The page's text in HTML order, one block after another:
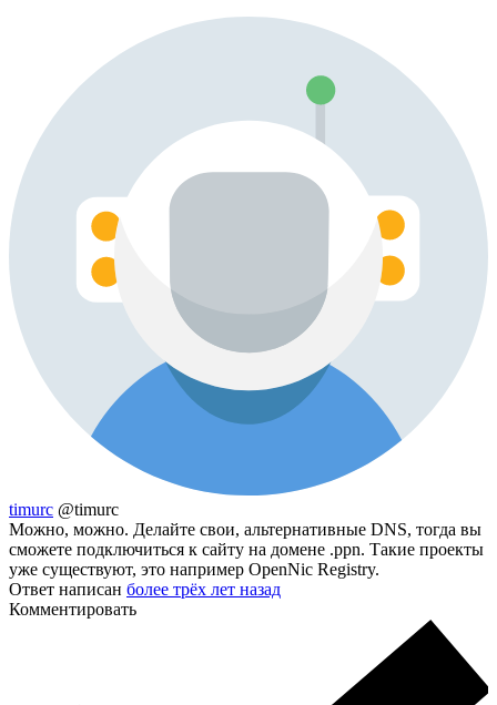
timurc @timurc
Можно, можно. Делайте свои, альтернативные DNS, тогда вы
сможете подключиться к сайту на домене .ppn. Такие проекты
уже существуют, это например OpenNic Registry.
Ответ написан более трёх лет назад
Комментировать